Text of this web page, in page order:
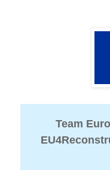
Team